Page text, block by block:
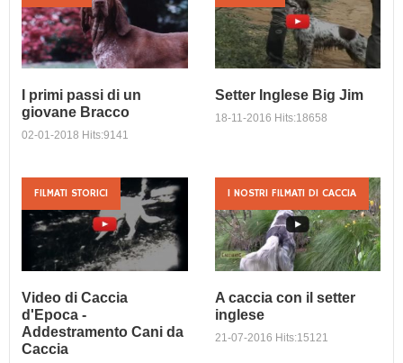
I primi passi di un
giovane Bracco
02-01-2018 Hits:9141
I primi passi di un
giovane Bracco
Seguiamo il dresseur Stefano
Boschi alle prese con una
Setter Inglese Big Jim
18-11-2016 Hits:18658
Setter Inglese Big
Jim
Setter Inglese Big Jim
FILMATI STORICI
Video di Caccia
d'Epoca -
Addestramento Cani da
Caccia
I NOSTRI FILMATI DI CACCIA
A caccia con il setter
inglese
21-07-2016 Hits:15121